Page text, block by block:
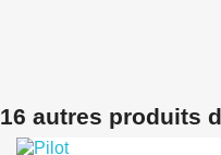
16 autres produits